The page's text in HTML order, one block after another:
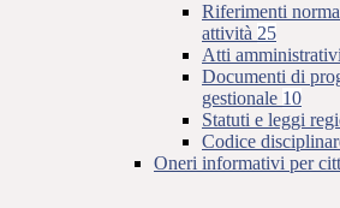
Riferimenti
attività 25
Atti
Documenti di
gestionale 10
Statuti e leggi
Codice
Oneri informativi per